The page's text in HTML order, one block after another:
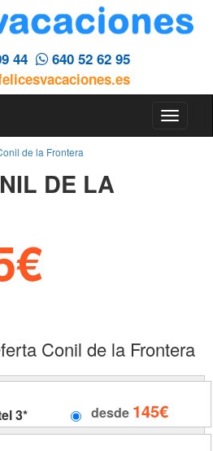
44
640 52 62 95
de la Frontera
DE LA
Conil de la Frontera
3* desde 145€